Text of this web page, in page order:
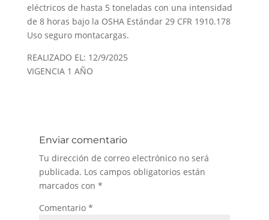
eléctricos de hasta 5 toneladas con una intensidad
de 8 horas bajo la OSHA Estándar 29 CFR 1910.178
Uso seguro montacargas.
REALIZADO EL: 12/9/2025
VIGENCIA 1 AÑO
Enviar comentario
Tu dirección de correo electrónico no será
publicada. Los campos obligatorios están
marcados con *
Comentario *